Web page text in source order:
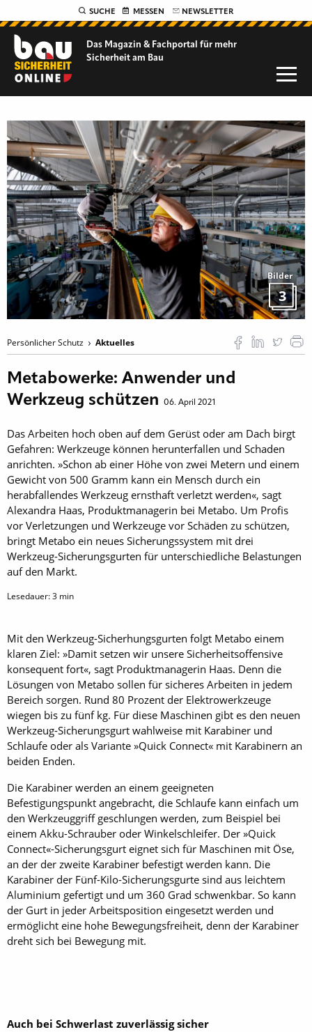
SUCHE MESSEN NEWSLETTER
Das Magazin & Fachportal für mehr
Sicherheit am Bau
Bilder
3
Persönlicher Schutz Aktuelles
Metabowerke: Anwender und
Werkzeug schützen
06. April 2021
Das Arbeiten hoch oben auf dem Gerüst oder am Dach birgt
Gefahren: Werkzeuge können herunterfallen und Schaden
anrichten. »Schon ab einer Höhe von zwei Metern und einem
Gewicht von 500 Gramm kann ein Mensch durch ein
herabfallendes Werkzeug ernsthaft verletzt werden«, sagt
Alexandra Haas, Produktmanagerin bei Metabo. Um Profis
vor Verletzungen und Werkzeuge vor Schäden zu schützen,
bringt Metabo ein neues Sicherungssystem mit drei
Werkzeug-Sicherungsgurten für unterschiedliche Belastungen
auf den Markt.
Lesedauer:3 min
Mit den Werkzeug-Sicherhungsgurten folgt Metabo einem
klaren Ziel: »Damit setzen wir unsere Sicherheitsoffensive
konsequent fort«, sagt Produktmanagerin Haas. Denn die
Lösungen von Metabo sollen für sicheres Arbeiten in jedem
Bereich sorgen. Rund 80 Prozent der Elektrowerkzeuge
wiegen bis zu fünf kg. Für diese Maschinen gibt es den neuen
Werkzeug-Sicherungsgurt wahlweise mit Karabiner und
Schlaufe oder als Variante »Quick Connect« mit Karabinern an
beiden Enden.
Die Karabiner werden an einem geeigneten
Befestigungspunkt angebracht, die Schlaufe kann einfach um
den Werkzeuggriff geschlungen werden, zum Beispiel bei
einem Akku-Schrauber oder Winkelschleifer. Der »Quick
Connect«-Sicherungsgurt eignet sich für Maschinen mit Öse,
an der der zweite Karabiner befestigt werden kann. Die
Karabiner der Fünf-Kilo-Sicherungsgurte sind aus leichtem
Aluminium gefertigt und um 360 Grad schwenkbar. So kann
der Gurt in jeder Arbeitsposition eingesetzt werden und
ermöglicht eine hohe Bewegungsfreiheit, denn der Karabiner
dreht sich bei Bewegung mit.
Auch bei Schwerlast zuverlässig sicher